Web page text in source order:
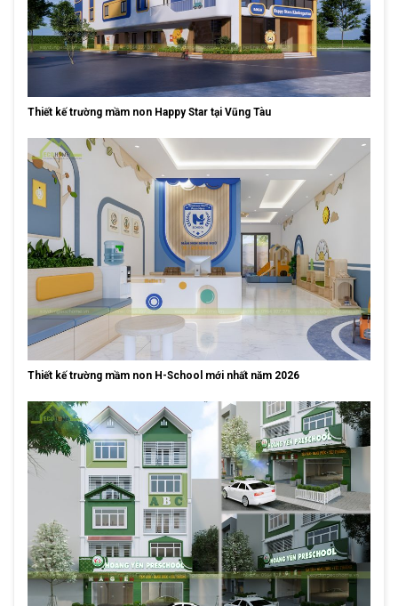
Thiết kế trường mầm non Happy Star tại Vũng Tàu
Thiết kế trường mầm non H-School mới nhất năm 2026